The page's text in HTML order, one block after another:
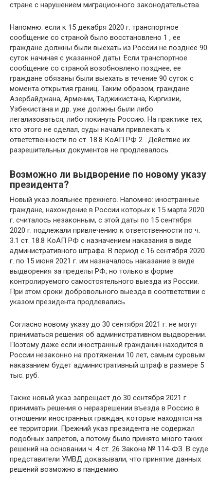
стране с нарушением миграционного законодательства.
Напомню: если к 15 декабря 2020 г. транспортное
сообщение со страной было восстановлено 1 , ее
граждане должны были выехать из России не позднее 90
суток начиная с указанной даты. Если транспортное
сообщение со страной возобновлено позднее, ее
граждане обязаны были выехать в течение 90 суток с
момента открытия границ. Таким образом, граждане
Азербайджана, Армении, Таджикистана, Киргизии,
Узбекистана и др. уже должны были либо
легализоваться, либо покинуть Россию. На практике тех,
кто этого не сделал, суды начали привлекать к
ответственности по ст. 18.8 КоАП РФ 2 . Действие их
разрешительных документов не продлевалось.
Возможно ли выдворение по новому указу
президента?
Новый указ лояльнее прежнего. Напомню: иностранные
граждане, нахождение в России которых к 15 марта 2020
г. считалось незаконным, с этой даты по 15 сентября
2020 г. подлежали привлечению к ответственности по ч.
3.1 ст. 18.8 КоАП РФ с назначением наказания в виде
административного штрафа. В период с 16 сентября 2020
г. по 15 июня 2021 г. им назначалось наказание в виде
выдворения за пределы РФ, но только в форме
контролируемого самостоятельного выезда из России.
При этом сроки добровольного выезда в соответствии с
указом президента продлевались.
Согласно новому указу до 30 сентября 2021 г. не могут
приниматься решения об административном выдворении.
Поэтому даже если иностранный гражданин находится в
России незаконно на протяжении 10 лет, самым суровым
наказанием будет административный штраф в размере 5
тыс. руб.
Также новый указ запрещает до 30 сентября 2021 г.
принимать решения о неразрешении въезда в Россию в
отношении иностранных граждан, которые находятся на
ее территории. Прежний указ президента не содержал
подобных запретов, а потому было принято много таких
решений на основании ч. 4 ст. 26 Закона № 114-ФЗ. В суде
представители УМВД доказывали, что принятие данных
решений возможно в пандемию.